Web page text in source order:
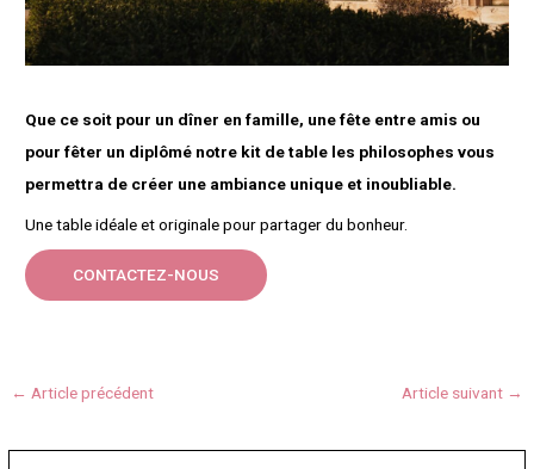
Que ce soit pour un dîner en famille, une fête entre amis ou
pour fêter un diplômé notre kit de table les philosophes vous
permettra de créer une ambiance unique et inoubliable.
Une table idéale et originale pour partager du bonheur.
CONTACTEZ-NOUS
← Article précédent Article suivant →